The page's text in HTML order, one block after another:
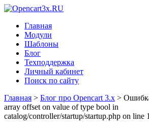
Главная
Модули
Шаблоны
Блог
Техподдержка
Личный кабинет
Поиск по сайту
Главная > Блог про Opencart 3.x >
array offset on value of type bool in
catalog/controller/startup/startup.php on line